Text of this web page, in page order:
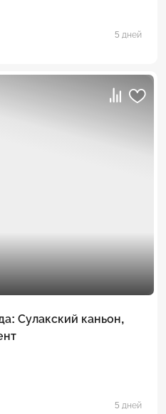
5 дней
Сулакский каньон,
5 дней